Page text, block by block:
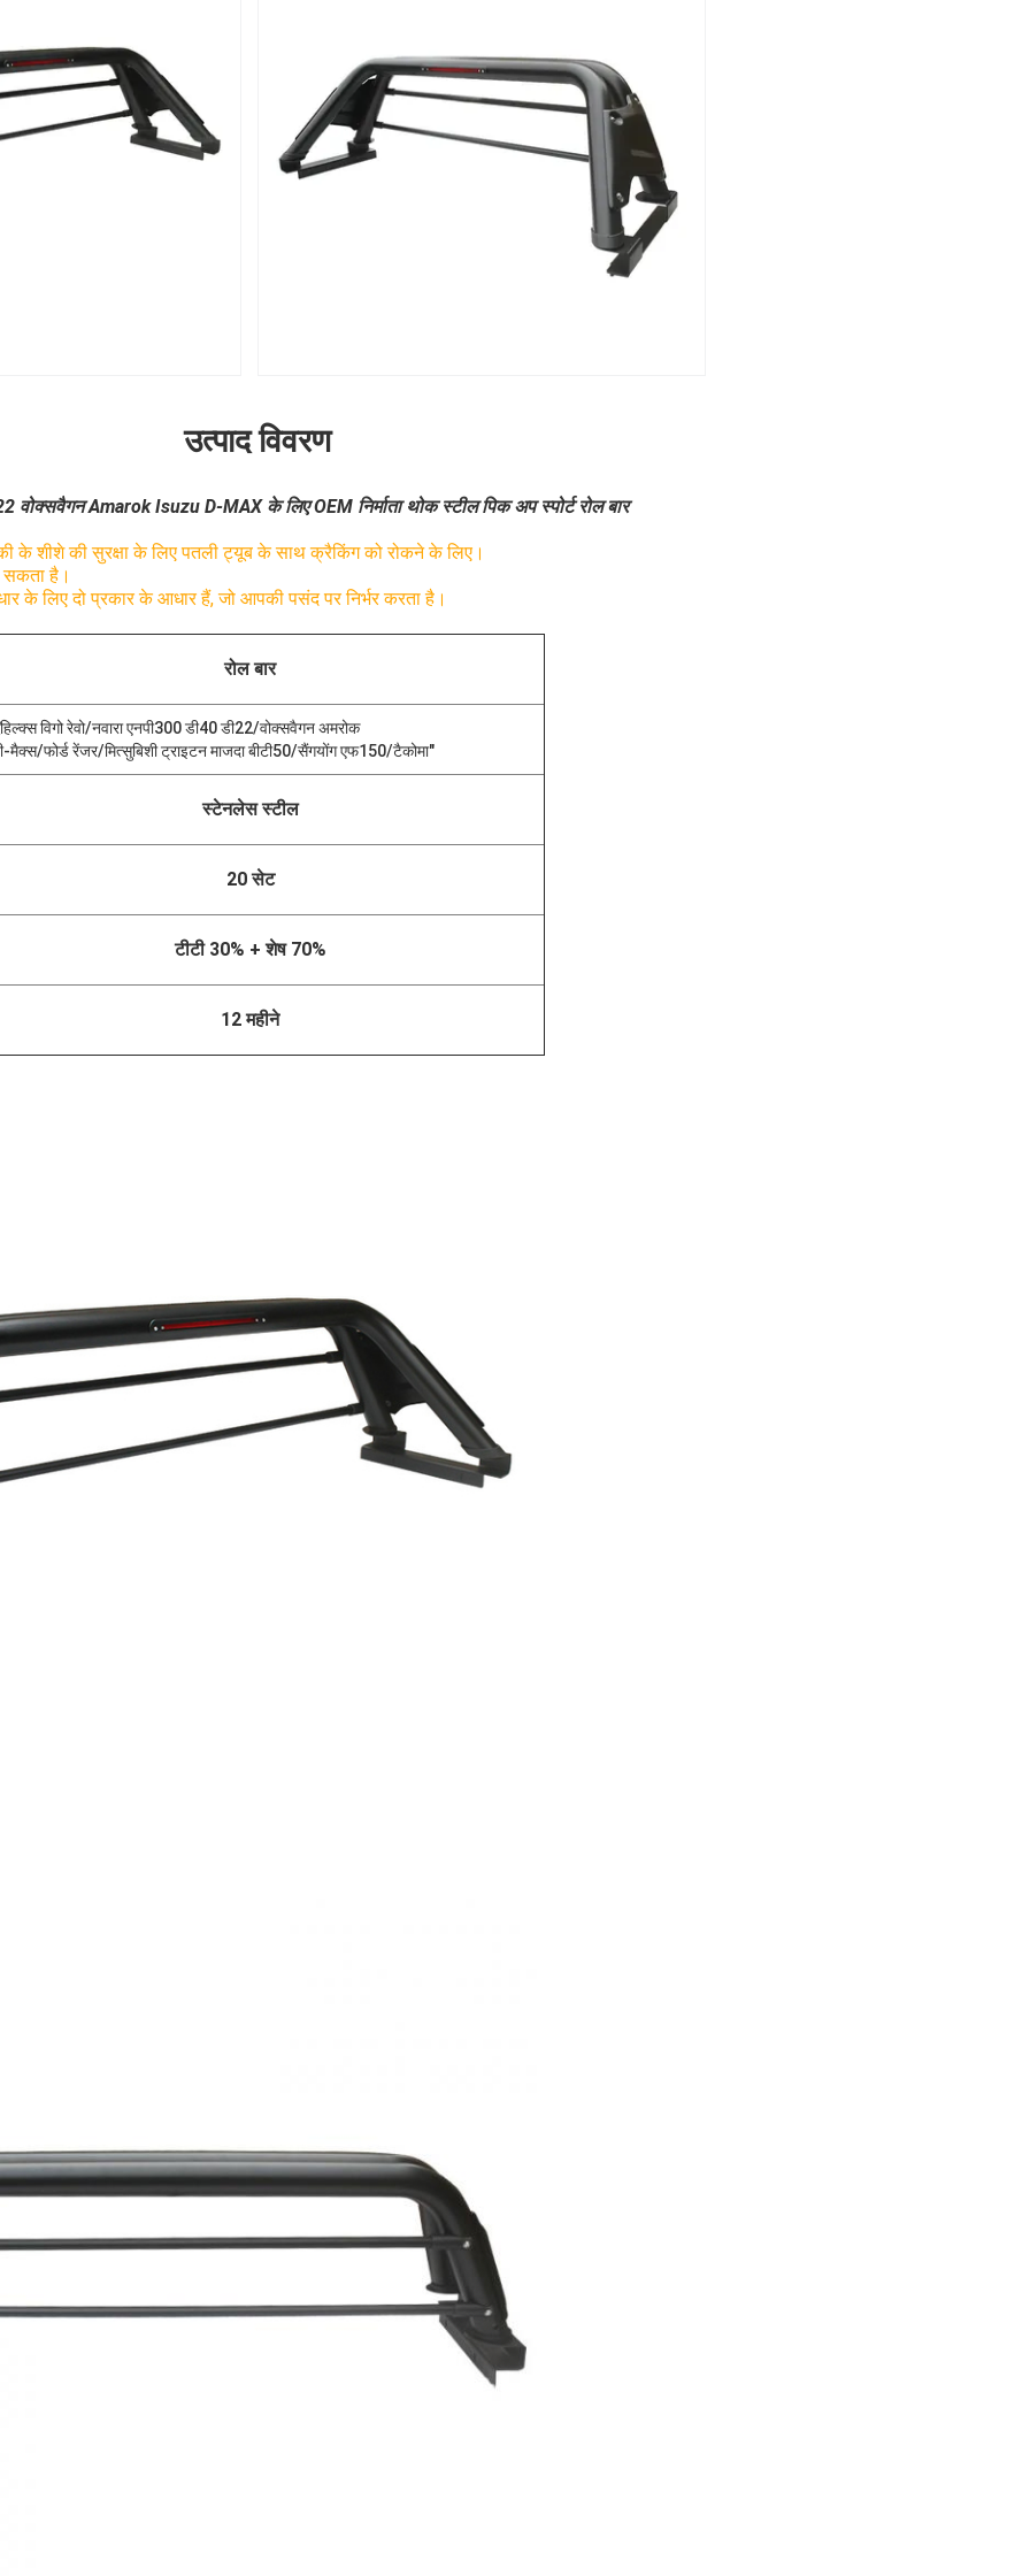
उत्पाद विवरण
वोक्सवैगन Amarok Isuzu D-MAX के लिए OEM निर्माता थोक स्टील पिक अप स्पोर्ट रोल बार
के शीशे की सुरक्षा के लिए पतली ट्यूब के साथ क्रैकिंग को रोकने के लिए।
सकता है।
के लिए दो प्रकार के आधार हैं, जो आपकी पसंद पर निर्भर करता है।
रोल बार
हिल्क्स विगो रेवो/नवारा एनपी300 डी40 डी22/वोक्सवैगन अमरोक
मैक्स/फोर्ड रेंजर/मित्सुबिशी ट्राइटन माजदा बीटी50/सैंगयोंग एफ150/टैकोमा"
स्टेनलेस स्टील
20 सेट
टीटी 30% + शेष 70%
12 महीने